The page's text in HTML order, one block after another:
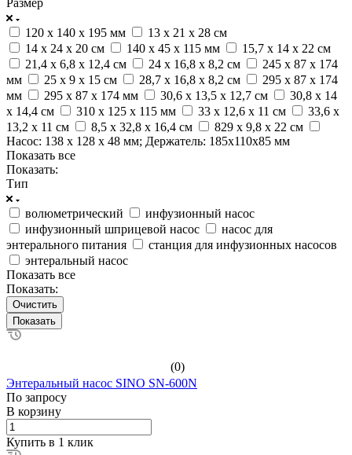
120 х 140 х 195 мм
13 х 21 х 28 см
14 x 24 x 20 см
140 х 45 х 115 мм
15,7 х 14 х 22 см
21,4 x 6,8 x 12,4 см
24 х 16,8 х 8,2 см
245 х 87 х 174
мм
25 х 9 х 15 см 28,7 х 16,8 х 8,2 см
295 x 87 x 174
мм
295 х 87 х 174 мм 30,6 х 13,5 х 12,7 см
30,8 х 14
х 14,4 см
310 х 125 х 115 мм 33 х 12,6 х 11 см
33,6 х
13,2 х 11 см
8,5 х 32,8 х 16,4 см
829 х 9,8 х 22 см
Насос: 138 х 128 х 48 мм; Держатель: 185х110х85 мм
Показать все
Показать:
Тип
волюметрический
инфузионный насос
инфузионный шприцевой насос
насос для
энтерального питания
станция для инфузионных насосов
энтеральный насос
Показать все
Показать:
Очистить
(0)
Энтеральный насос SINO SN-600N
По запросу
В корзину
Купить в 1 клик